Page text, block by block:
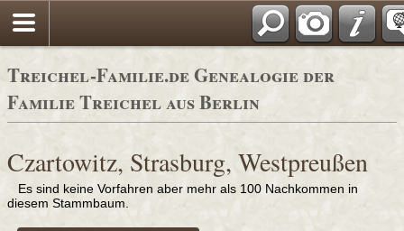
Adressbücher
Treichel-Familie.de Genealogie der
Familie Treichel aus Berlin
Czartowitz, Strasburg, Westpreußen
Es sind keine Vorfahren aber mehr als 100 Nachkommen in
diesem Stammbaum.